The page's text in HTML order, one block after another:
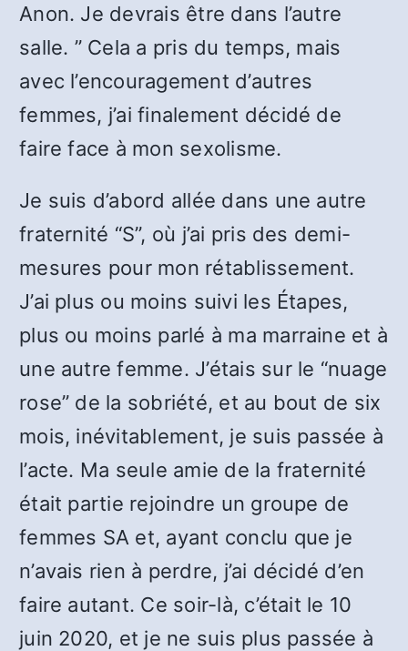
Anon. Je devrais être dans l’autre
salle. ” Cela a pris du temps, mais
avec l’encouragement d’autres
femmes, j’ai finalement décidé de
faire face à mon sexolisme.
Je suis d’abord allée dans une autre
fraternité “S”, où j’ai pris des demi-
mesures pour mon rétablissement.
J’ai plus ou moins suivi les Étapes,
plus ou moins parlé à ma marraine et à
une autre femme. J’étais sur le “nuage
rose” de la sobriété, et au bout de six
mois, inévitablement, je suis passée à
l’acte. Ma seule amie de la fraternité
était partie rejoindre un groupe de
femmes SA et, ayant conclu que je
n’avais rien à perdre, j’ai décidé d’en
faire autant. Ce soir-là, c’était le 10
juin 2020, et je ne suis plus passée à